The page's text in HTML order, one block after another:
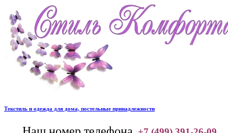
Текстиль и одежда для дома, постельные принадлежности